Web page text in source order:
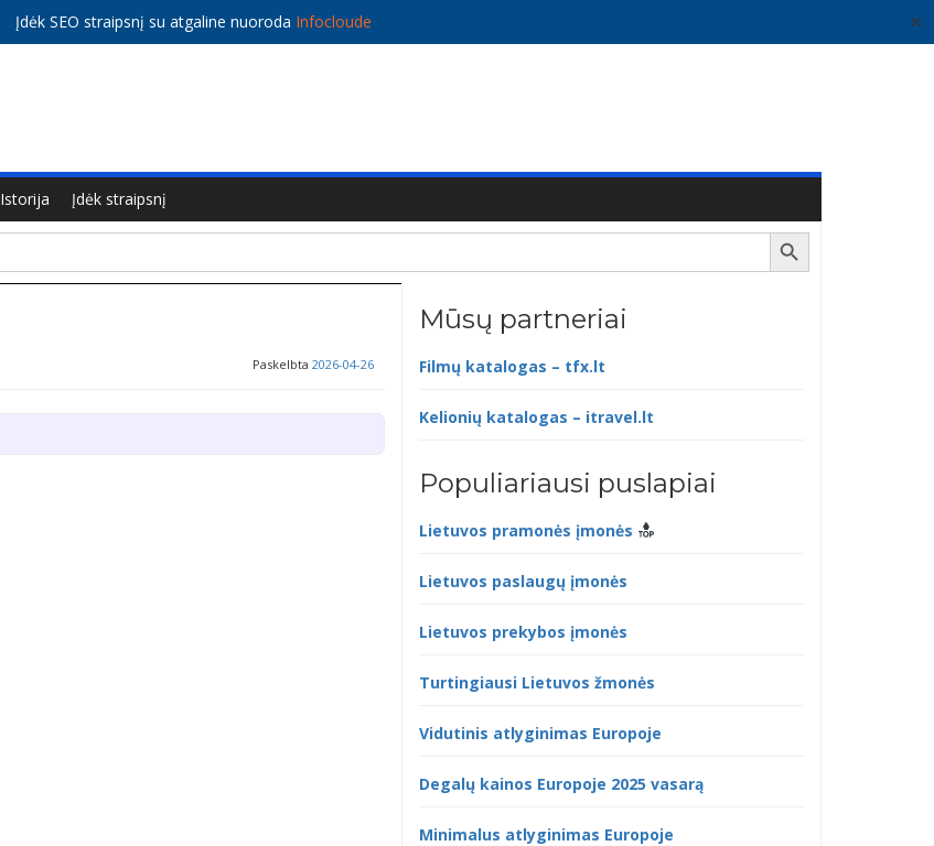
Įdėk SEO straipsnį su atgaline nuoroda Infocloude ✕
Istorija
Įdėk straipsnį
Search Button
Paskelbta 2026-04-26
Mūsų partneriai
Filmų katalogas – tfx.lt
Kelionių katalogas – itravel.lt
Populiariausi puslapiai
Lietuvos pramonės įmonės
Lietuvos paslaugų įmonės
Lietuvos prekybos įmonės
Turtingiausi Lietuvos žmonės
Vidutinis atlyginimas Europoje
Degalų kainos Europoje 2025 vasarą
Minimalus atlyginimas Europoje